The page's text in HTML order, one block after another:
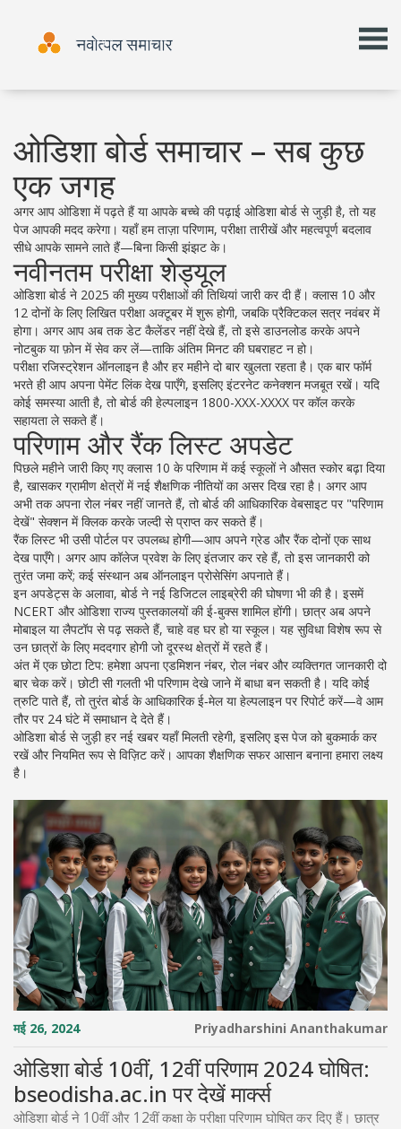
ओडिशा बोर्ड समाचार – सब कुछ
एक जगह
अगर आप ओडिशा में पढ़ते हैं या आपके बच्चे की पढ़ाई ओडिशा बोर्ड से जुड़ी है, तो यह
पेज आपकी मदद करेगा। यहाँ हम ताज़ा परिणाम, परीक्षा तारीखें और महत्वपूर्ण बदलाव
सीधे आपके सामने लाते हैं—बिना किसी झंझट के।
नवीनतम परीक्षा शेड्यूल
ओडिशा बोर्ड ने 2025 की मुख्य परीक्षाओं की तिथियां जारी कर दी हैं। क्लास 10 और
12 दोनों के लिए लिखित परीक्षा अक्टूबर में शुरू होगी, जबकि प्रैक्टिकल सत्र नवंबर में
होगा। अगर आप अब तक डेट कैलेंडर नहीं देखे हैं, तो इसे डाउनलोड करके अपने
नोटबुक या फ़ोन में सेव कर लें—ताकि अंतिम मिनट की घबराहट न हो।
परीक्षा रजिस्ट्रेशन ऑनलाइन है और हर महीने दो बार खुलता रहता है। एक बार फॉर्म
भरते ही आप अपना पेमेंट लिंक देख पाएँगे, इसलिए इंटरनेट कनेक्शन मजबूत रखें। यदि
कोई समस्या आती है, तो बोर्ड की हेल्पलाइन 1800-XXX-XXXX पर कॉल करके
सहायता ले सकते हैं।
परिणाम और रैंक लिस्ट अपडेट
पिछले महीने जारी किए गए क्लास 10 के परिणाम में कई स्कूलों ने औसत स्कोर बढ़ा दिया
है, खासकर ग्रामीण क्षेत्रों में नई शैक्षणिक नीतियों का असर दिख रहा है। अगर आप
अभी तक अपना रोल नंबर नहीं जानते हैं, तो बोर्ड की आधिकारिक वेबसाइट पर "परिणाम
देखें" सेक्शन में क्लिक करके जल्दी से प्राप्त कर सकते हैं।
रैंक लिस्ट भी उसी पोर्टल पर उपलब्ध होगी—आप अपने ग्रेड और रैंक दोनों एक साथ
देख पाएँगे। अगर आप कॉलेज प्रवेश के लिए इंतजार कर रहे हैं, तो इस जानकारी को
तुरंत जमा करें; कई संस्थान अब ऑनलाइन प्रोसेसिंग अपनाते हैं।
इन अपडेट्स के अलावा, बोर्ड ने नई डिजिटल लाइब्रेरी की घोषणा भी की है। इसमें
NCERT और ओडिशा राज्य पुस्तकालयों की ई-बुक्स शामिल होंगी। छात्र अब अपने
मोबाइल या लैपटॉप से पढ़ सकते हैं, चाहे वह घर हो या स्कूल। यह सुविधा विशेष रूप से
उन छात्रों के लिए मददगार होगी जो दूरस्थ क्षेत्रों में रहते हैं।
अंत में एक छोटा टिप: हमेशा अपना एडमिशन नंबर, रोल नंबर और व्यक्तिगत जानकारी दो
बार चेक करें। छोटी सी गलती भी परिणाम देखे जाने में बाधा बन सकती है। यदि कोई
त्रुटि पाते हैं, तो तुरंत बोर्ड के आधिकारिक ई‑मेल या हेल्पलाइन पर रिपोर्ट करें—वे आम
तौर पर 24 घंटे में समाधान दे देते हैं।
ओडिशा बोर्ड से जुड़ी हर नई खबर यहाँ मिलती रहेगी, इसलिए इस पेज को बुकमार्क कर
रखें और नियमित रूप से विज़िट करें। आपका शैक्षणिक सफर आसान बनाना हमारा लक्ष्य
है।
मई 26, 2024 Priyadharshini Ananthakumar
ओडिशा बोर्ड 10वीं, 12वीं परिणाम 2024 घोषित:
bseodisha.ac.in पर देखें मार्क्स
ओडिशा बोर्ड ने 10वीं और 12वीं कक्षा के परीक्षा परिणाम घोषित कर दिए हैं। छात्र